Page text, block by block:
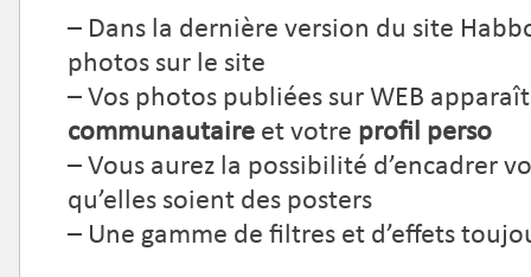
– Dans la dernière version du site
photos sur le site
– Vos photos publiées sur WEB
communautaire et votre profil perso
– Vous aurez la possibilité d’encadrer
qu’elles soient des posters
– Une gamme de filtres et d’effets